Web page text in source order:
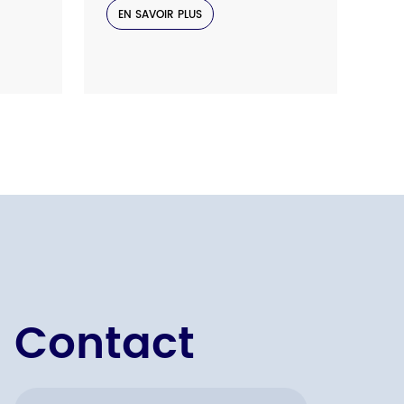
EN SAVOIR PLUS
Contact